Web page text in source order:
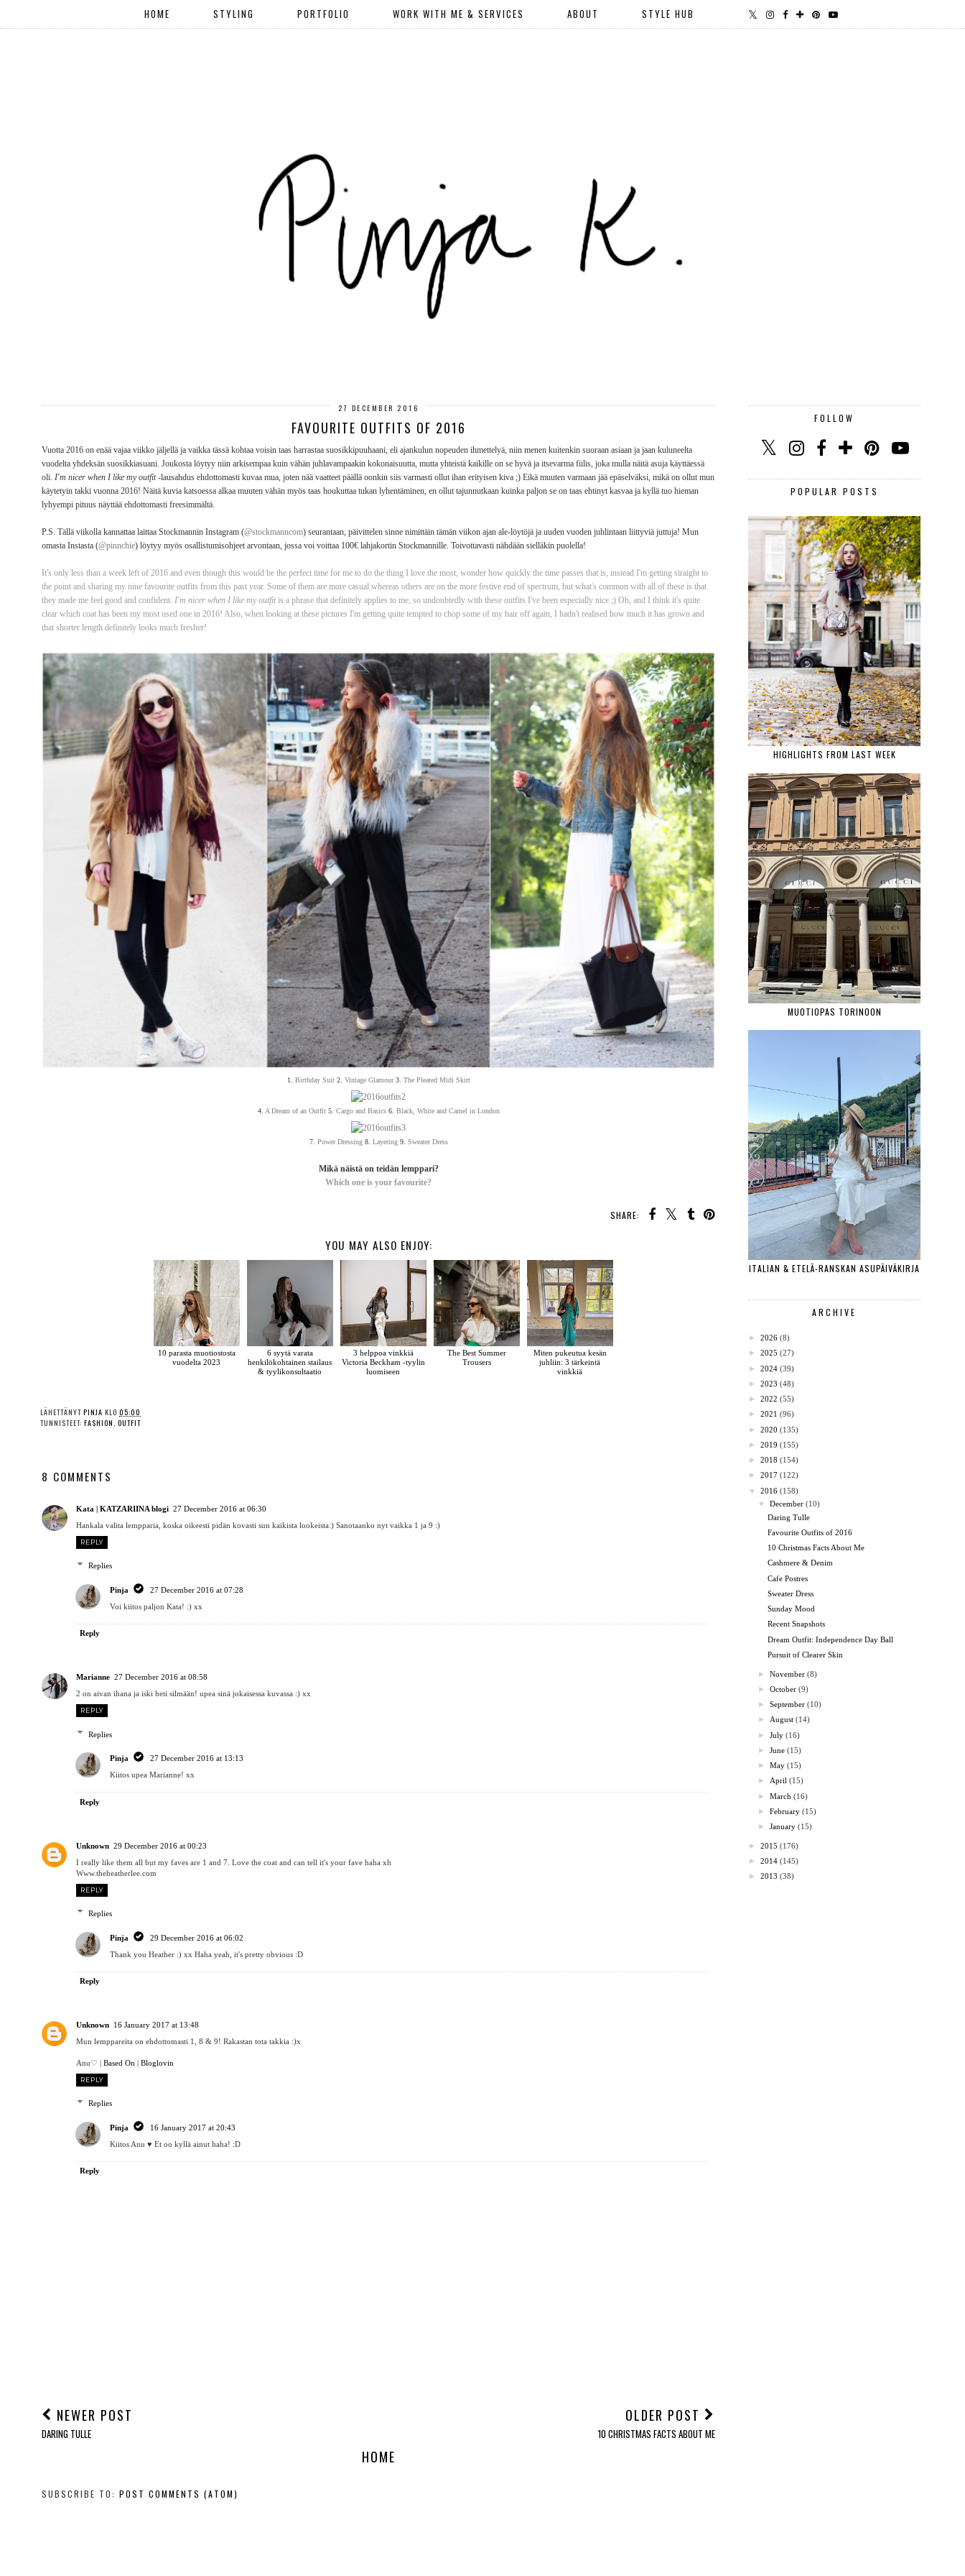
HOME STYLING PORTFOLIO WORK WITH ME & SERVICES ABOUT STYLE HUB
27 DECEMBER 2016
FAVOURITE OUTFITS OF 2016
Vuotta 2016 on enää vajaa viikko jäljellä ja vaikka tässä kohtaa voisin taas harrastaa suosikkipuuhaani, eli ajankulun nopeuden ihmettelyä, niin menen kuitenkin suoraan asiaan ja jaan kuluneelta
vuodelta yhdeksän suosikkiasuani. Joukosta löytyy niin arkisempaa kuin vähän juhlavampaakin kokonaisuutta, mutta yhteistä kaikille on se hyvä ja itsevarma fiilis, joka mulla näitä asuja käyttäessä
oli. I'm nicer when I like my outfit-lausahdus ehdottomasti kuvaa mua, joten nää vaatteet päällä oonkin siis varmasti ollut ihan erityisen kiva ;) Eikä muuten varmaan jää epäselväksi, mikä on ollut mun
käytetyin takki vuonna 2016! Näitä kuvia katsoessa alkaa muuten vähän myös taas houkuttaa tukan lyhentäminen, en ollut tajunnutkaan kuinka paljon se on taas ehtinyt kasvaa ja kyllä tuo hieman
lyhyempi pituus näyttää ehdottomasti freesimmältä.
P.S. Tällä viikolla kannattaa laittaa Stockmannin Instagram (@stockmanncom) seurantaan, päivittelen sinne nimittäin tämän viikon ajan ale-löytöjä ja uuden vuoden juhlintaan liittyviä juttuja! Mun
omasta Instasta (@pinnchie) löytyy myös osallistumisohjeet arvontaan, jossa voi voittaa 100€ lahjakortin Stockmannille. Toivottavasti nähdään sielläkin puolella!
It's only less than a week left of 2016 and even though this would be the perfect time for me to do the thing I love the most, wonder how quickly the time passes that is, instead I'm getting straight to
the point and sharing my nine favourite outfits from this past year. Some of them are more casual whereas others are on the more festive end of spectrum, but what's common with all of these is that
they made me feel good and confident. I'm nicer when I like my outfitis a phrase that definitely applies to me, so undoubtedly with these outfits I've been especially nice ;) Oh, and I think it's quite
clear which coat has been my most used one in 2016! Also, when looking at these pictures I'm getting quite tempted to chop some of my hair off again, I hadn't realised how much it has grown and
that shorter length definitely looks much fresher!
1. Birthday Suit2. Vintage Glamour3. The Pleated Midi Skirt
4. A Dream of an Outfit5. Cargo and Basics6. Black, White and Camel in London
7. Power Dressing8. Layering9. Sweater Dress
Mikä näistä on teidän lemppari?
Which one is your favourite?
SHARE:
YOU MAY ALSO ENJOY:
10 parasta muotiostosta
vuodelta 2023
6 syytä varata
henkilökohtainen stailaus
& tyylikonsultaatio
3 helppoa vinkkiä
Victoria Beckham -tyylin
luomiseen
The Best Summer
Trousers
Miten pukeutua kesän
juhliin: 3 tärkeintä
vinkkiä
LÄHETTÄNYT PINJA KLO 05:00
TUNNISTEET: FASHION OUTFIT
8 COMMENTS
Kata | KATZARIINA blogi 27 December 2016 at 06:30
Hankala valita lempparia, koska oikeesti pidän kovasti sun kaikista lookeista:) Sanotaanko nyt vaikka 1 ja 9 :)
REPLY
Replies
Pinja
27 December 2016 at 07:28
Voi kiitos paljon Kata! :) xx
Reply
Marianne 27 December 2016 at 08:58
2 on aivan ihana ja iski heti silmään! upea sinä jokaisessa kuvassa :) xx
REPLY
Replies
Pinja
27 December 2016 at 13:13
Kiitos upea Marianne! xx
Reply
Unknown 29 December 2016 at 00:23
I really like them all but my faves are 1 and 7. Love the coat and can tell it's your fave haha xh
Www.theheatherlee.com
REPLY
Replies
Pinja
29 December 2016 at 06:02
Thank you Heather :) xx Haha yeah, it's pretty obvious :D
Reply
Unknown 16 January 2017 at 13:48
Mun lemppareita on ehdottomasti 1, 8 & 9! Rakastan tota takkia :)x
Anu♡ | Based On | Bloglovin
REPLY
Replies
Pinja
16 January 2017 at 20:43
Kiitos Anu ♥︎ Et oo kyllä ainut haha! :D
Reply
NEWER POST
DARING TULLE
OLDER POST
10 CHRISTMAS FACTS ABOUT ME
HOME
SUBSCRIBE TO: POST COMMENTS (ATOM)
FOLLOW
POPULAR POSTS
HIGHLIGHTS FROM LAST WEEK
MUOTIOPAS TORINOON
ITALIAN & ETELÄ-RANSKAN ASUPÄIVÄKIRJA
ARCHIVE
► 2026 (8)
► 2025 (27)
► 2024 (39)
► 2023 (48)
► 2022 (55)
► 2021 (96)
► 2020 (135)
► 2019 (155)
► 2018 (154)
► 2017 (122)
▼
2016 (158)
▼
December (10)
Daring Tulle
Favourite Outfits of 2016
10 Christmas Facts About Me
Cashmere & Denim
Cafe Postres
Sweater Dress
Sunday Mood
Recent Snapshots
Dream Outfit: Independence Day Ball
Pursuit of Clearer Skin
►November (8)
►October (9)
►September (10)
► August (14)
►July (16)
►June (15)
►May (15)
► April (15)
►March (16)
►February (15)
►January (15)
► 2015 (176)
► 2014 (145)
► 2013 (38)